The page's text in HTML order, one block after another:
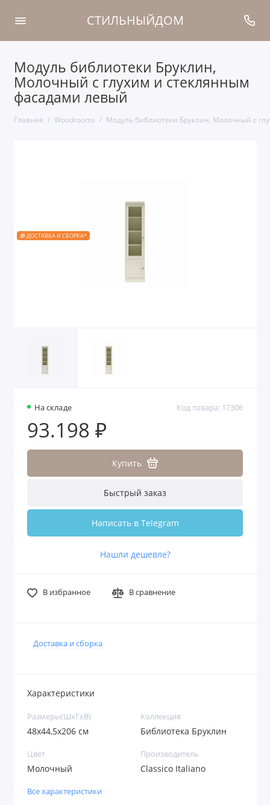
СТИЛЬНЫЙДОМ
Модуль библиотеки Бруклин,
Молочный с глухим и стеклянным
фасадами левый
Главная Woodrooms Модуль библиотеки Бруклин, Молочный с
🎁 ДОСТАВКА И СБОРКА*
На складе Код товара: 17306
93.198 ₽
Купить
Быстрый заказ
Написать в Telegram
Нашли дешевле?
В избранное В сравнение
Доставка и сборка
Характеристики
Размеры(ШxГxВ)
48х44,5х206 см
Коллекция
Библиотека Бруклин
Цвет
Молочный
Производитель
Classico Italiano
Все характеристики